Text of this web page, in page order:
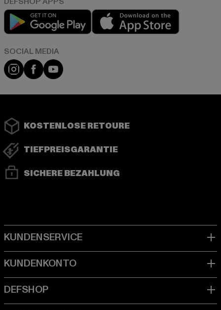
Play market
Instagram
FacebookYouTube
KOSTENLOSE RETOURE
TIEFPREISGARANTIE
SICHERE BEZAHLUNG